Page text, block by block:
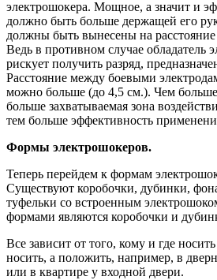
электрошокера. Мощное, а значит и
должно быть больше держащей его
должны быть вынесены на
Ведь в противном случае обладатель
рискует получить разряд,
Расстояние между боевыми
можно больше (до 4,5 см.). Чем больше
больше захватываемая зона
тем больше эффективность
Формы электрошокеров.
Теперь перейдем к формам
Существуют коробочки, дубинки,
туфельки со встроенным
формами являются коробочки и
Все зависит от того, кому и где
носить, а положить, например, в
или в квартире у входной двери.